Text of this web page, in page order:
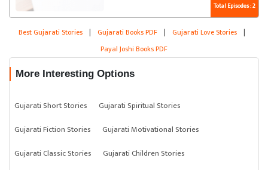
Total Episodes : 2
Best Gujarati Stories | Gujarati Books PDF | Gujarati Love Stories |
Payal Joshi Books PDF
More Interesting Options
Gujarati Short Stories
Gujarati Spiritual Stories
Gujarati Fiction Stories
Gujarati Motivational Stories
Gujarati Classic Stories
Gujarati Children Stories